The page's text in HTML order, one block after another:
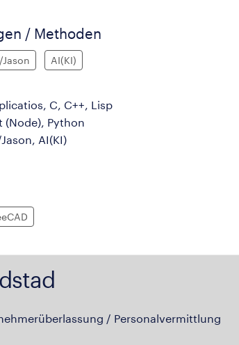
/ Methoden
Jason AI(KI)
C, C++, Lisp
(Node), Python
AI(KI)
/ Personalvermittlung